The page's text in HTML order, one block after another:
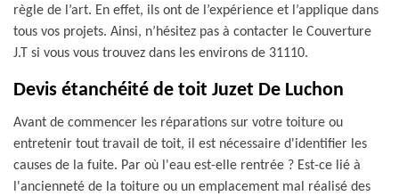
règle de l’art. En effet, ils ont de l’expérience et l’applique dans
tous vos projets. Ainsi, n’hésitez pas à contacter le Couverture
J.T si vous vous trouvez dans les environs de 31110.
Devis étanchéité de toit Juzet De Luchon
Avant de commencer les réparations sur votre toiture ou
entretenir tout travail de toit, il est nécessaire d'identifier les
causes de la fuite. Par où l'eau est-elle rentrée ? Est-ce lié à
l'ancienneté de la toiture ou un emplacement mal réalisé des